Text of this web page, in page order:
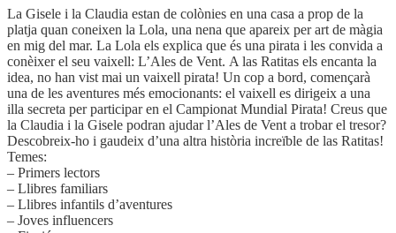
La Gisele i la Claudia estan de colònies en una casa a prop de la
platja quan coneixen la Lola, una nena que apareix per art de màgia
en mig del mar. La Lola els explica que és una pirata i les convida a
conèixer el seu vaixell: L’Ales de Vent. A las Ratitas els encanta la
idea, no han vist mai un vaixell pirata! Un cop a bord, començarà
una de les aventures més emocionants: el vaixell es dirigeix a una
illa secreta per participar en el Campionat Mundial Pirata! Creus que
la Claudia i la Gisele podran ajudar l’Ales de Vent a trobar el tresor?
Descobreix-ho i gaudeix d’una altra història increïble de las Ratitas!
Temes:
– Primers lectors
– Llibres familiars
– Llibres infantils d’aventures
– Joves influencers